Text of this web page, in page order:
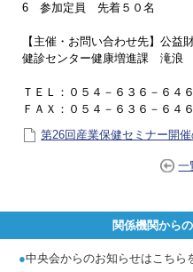
6 参加定員 先着５０名
【主催・お問い合わせ先】公
健診センター健康増進課 滝浪
ＴＥＬ：０５４－６３６－６４
ＦＡＸ：０５４－６３６－６４
第26回産業保健セミナー開
一
関係機関から
●中央会からのお知らせはこちら